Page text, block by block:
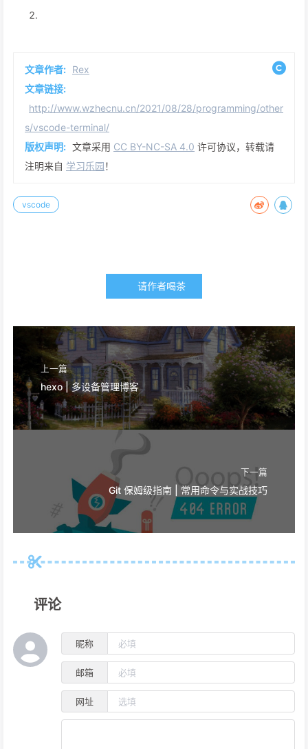
文章作者: Rex
文章链接:
http://www.wzhecnu.cn/2021/08/28/programming/other
s/vscode-terminal/
版权声明: 文章采用 CC BY-NC-SA 4.0 许可协议，转载请
注明来自 学习乐园！
vscode
请作者喝茶
上一篇
hexo | 多设备管理博客
下一篇
Git 保姆级指南 | 常用命令与实战技巧
评论
昵称
邮箱
网址